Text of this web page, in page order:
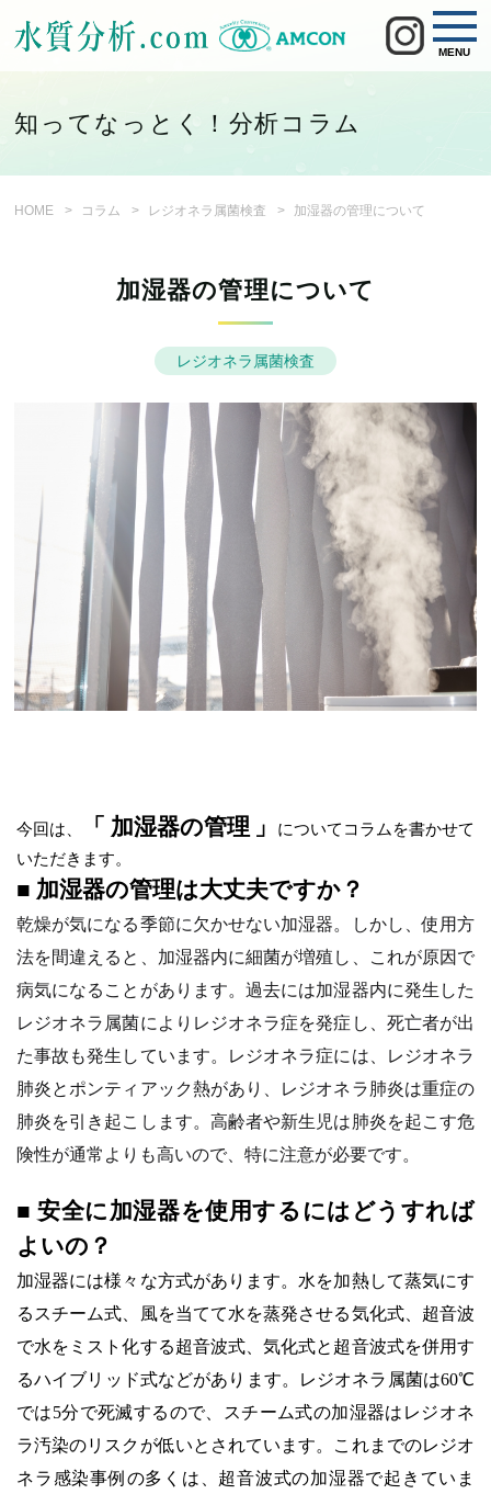
MENU
知ってなっとく！分析コラム
HOME コラム レジオネラ属菌検査 加湿器の管理について
加湿器の管理について
レジオネラ属菌検査
今回は、 「 加湿器の管理 」
についてコラムを書かせて
いただきます。
■ 加湿器の管理は大丈夫ですか？
乾燥が気になる季節に欠かせない加湿器。しかし、使用方
法を間違えると、加湿器内に細菌が増殖し、これが原因で
病気になることがあります。過去には加湿器内に発生した
レジオネラ属菌によりレジオネラ症を発症し、死亡者が出
た事故も発生しています。レジオネラ症には、レジオネラ
肺炎とポンティアック熱があり、レジオネラ肺炎は重症の
肺炎を引き起こします。高齢者や新生児は肺炎を起こす危
険性が通常よりも高いので、特に注意が必要です。
■安全に加湿器を使用するにはどうすれば
よいの？
加湿器には様々な方式があります。水を加熱して蒸気にす
るスチーム式、風を当てて水を蒸発させる気化式、超音波
で水をミスト化する超音波式、気化式と超音波式を併用す
るハイブリッド式などがあります。レジオネラ属菌は60℃
では5分で死滅するので、スチーム式の加湿器はレジオネ
ラ汚染のリスクが低いとされています。これまでのレジオ
ネラ感染事例の多くは、超音波式の加湿器で起きていま